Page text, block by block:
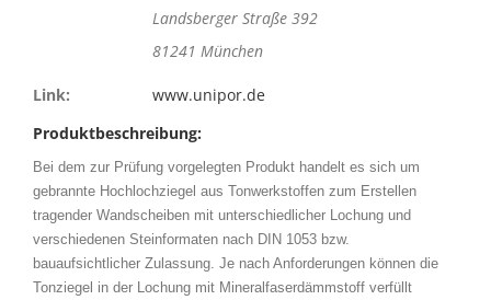
Landsberger Straße 392
81241 München
Link:
www.unipor.de
Produktbeschreibung:
Bei dem zur Prüfung vorgelegten Produkt handelt es sich um
gebrannte Hochlochziegel aus Tonwerkstoffen zum Erstellen
tragender Wandscheiben mit unterschiedlicher Lochung und
verschiedenen Steinformaten nach DIN 1053 bzw.
bauaufsichtlicher Zulassung. Je nach Anforderungen können die
Tonziegel in der Lochung mit Mineralfaserdämmstoff verfüllt